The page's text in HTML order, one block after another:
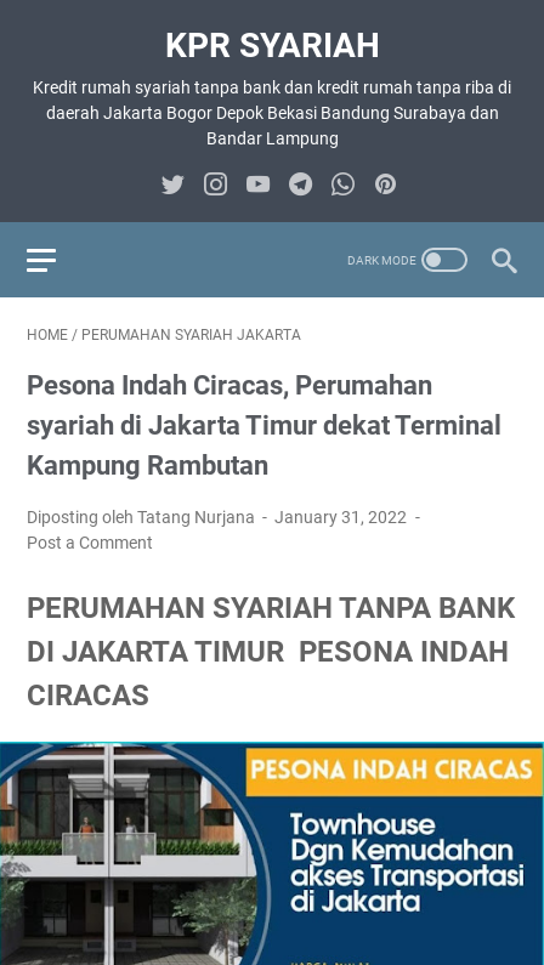
KPR SYARIAH
Kredit rumah syariah tanpa bank dan kredit rumah tanpa riba di
daerah Jakarta Bogor Depok Bekasi Bandung Surabaya dan
Bandar Lampung
HOME / PERUMAHAN SYARIAH JAKARTA
Pesona Indah Ciracas, Perumahan
syariah di Jakarta Timur dekat Terminal
Kampung Rambutan
Diposting oleh Tatang Nurjana
January 31, 2022
Post a Comment
PERUMAHAN SYARIAH TANPA BANK
DI JAKARTA TIMUR PESONA INDAH
CIRACAS